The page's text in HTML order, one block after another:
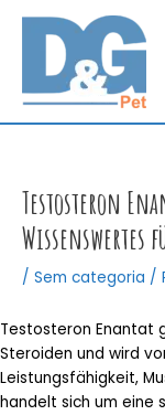
conteúdo
Testosteron
Wissenswertes
/ Sem categoria /
Testosteron Enantat
Steroiden und wird
Leistungsfähigkeit,
handelt sich um eine